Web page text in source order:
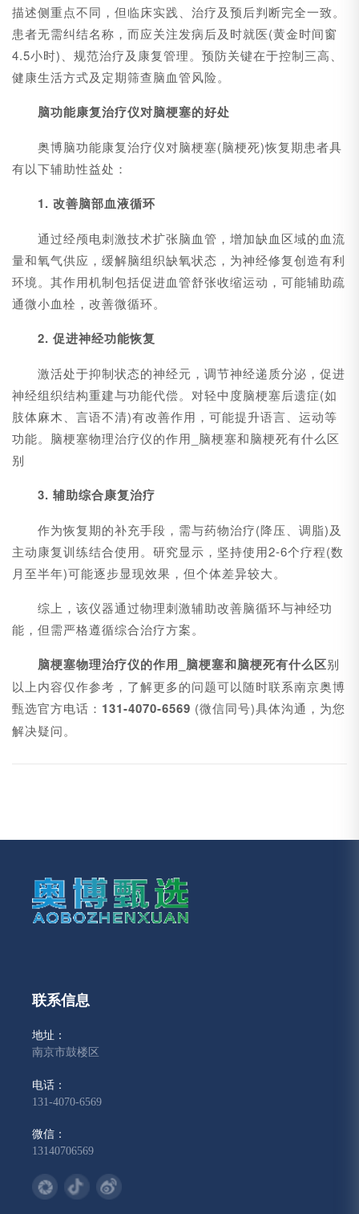
描述侧重点不同，但临床实践、治疗及预后判断完全一致。
患者无需纠结名称，而应关注发病后及时就医(黄金时间窗
4.5小时)、规范治疗及康复管理。预防关键在于控制三高、
健康生活方式及定期筛查脑血管风险。
脑功能康复治疗仪对脑梗塞的好处
奥博脑功能康复治疗仪对脑梗塞(脑梗死)恢复期患者具
有以下辅助性益处：
1. 改善脑部血液循环
通过经颅电刺激技术扩张脑血管，增加缺血区域的血流
量和氧气供应，缓解脑组织缺氧状态，为神经修复创造有利
环境。其作用机制包括促进血管舒张收缩运动，可能辅助疏
通微小血栓，改善微循环。
2. 促进神经功能恢复
激活处于抑制状态的神经元，调节神经递质分泌，促进
神经组织结构重建与功能代偿。对轻中度脑梗塞后遗症(如
肢体麻木、言语不清)有改善作用，可能提升语言、运动等
功能。脑梗塞物理治疗仪的作用_脑梗塞和脑梗死有什么区
别
3. 辅助综合康复治疗
作为恢复期的补充手段，需与药物治疗(降压、调脂)及
主动康复训练结合使用。研究显示，坚持使用2-6个疗程(数
月至半年)可能逐步显现效果，但个体差异较大。
综上，该仪器通过物理刺激辅助改善脑循环与神经功
能，但需严格遵循综合治疗方案。
脑梗塞物理治疗仪的作用_脑梗塞和脑梗死有什么区别
以上内容仅作参考，了解更多的问题可以随时联系南京奥博
甄选官方电话： 131-4070-6569 (微信同号)具体沟通，为您
解决疑问。
联系信息
地址：
南京市鼓楼区
电话：
131-4070-6569
微信：
13140706569